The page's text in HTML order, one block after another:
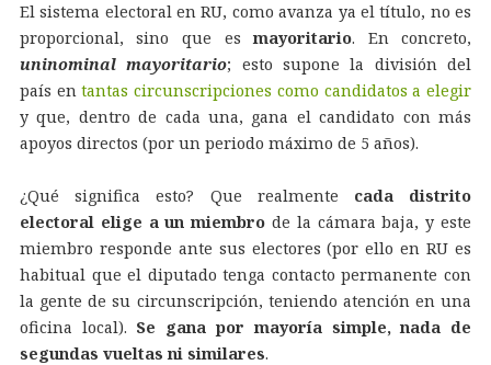
El sistema electoral en RU, como avanza ya el título, no es
proporcional, sino que esmayoritario. En concreto,
uninominal mayoritario; esto supone la división del
país entantas circunscripciones como candidatos a elegir
y que, dentro de cada una, gana el candidato con más
apoyos directos (por un periodo máximo de 5 años).
¿Qué significa esto? Que realmente cada distrito
electoral elige a un miembro de la cámara baja, y este
miembro responde ante sus electores (por ello en RU es
habitual que el diputado tenga contacto permanente con
la gente de su circunscripción, teniendo atención en una
oficina local). Se gana por mayoría simple, nada de
segundas vueltas ni similares.